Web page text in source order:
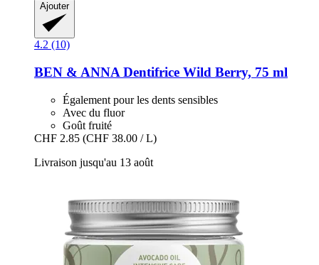
Ajouter
4.2 (10)
BEN & ANNA Dentifrice Wild Berry, 75 ml
Également pour les dents sensibles
Avec du fluor
Goût fruité
CHF 2.85 (CHF 38.00 / L)
Livraison jusqu'au 13 août